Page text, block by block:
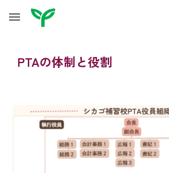
Skip to main content
PTAの体制と役割